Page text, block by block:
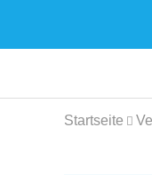
Startseite